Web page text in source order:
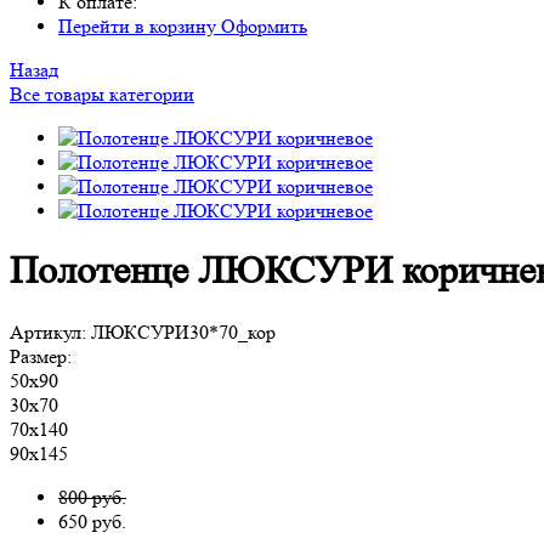
Перейти в корзину Оформить
Назад
Все товары категории
Полотенце ЛЮКСУРИ
Артикул: ЛЮКСУРИ30*70_кор
Размер:
50х90
30х70
70х140
90х145
800 руб.
650 руб.